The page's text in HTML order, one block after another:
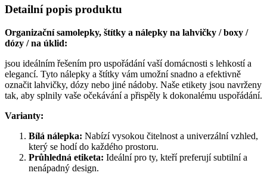
Detailní popis produktu
Organizační samolepky, štítky a nálepky na lahvičky / boxy /
dózy / na úklid:
jsou ideálním řešením pro uspořádání vaší domácnosti s lehkostí a
elegancí. Tyto nálepky a štítky vám umožní snadno a efektivně
označit lahvičky, dózy nebo jiné nádoby. Naše etikety jsou navrženy
tak, aby splnily vaše očekávání a přispěly k dokonalému uspořádání.
Varianty:
Bílá nálepka: Nabízí vysokou čitelnost a univerzální vzhled,
který se hodí do každého prostoru.
Průhledná etiketa: Ideální pro ty, kteří preferují subtilní a
nenápadný design.